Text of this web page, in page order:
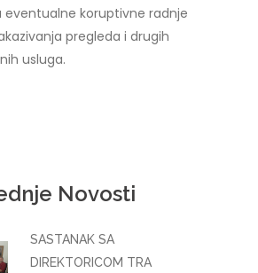
eventualne koruptivne radnje
pregleda i drugih
usluga.
Novosti
SASTANAK SA
DIREKTORICOM TRA